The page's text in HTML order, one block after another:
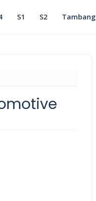
S1 S2 Tambang